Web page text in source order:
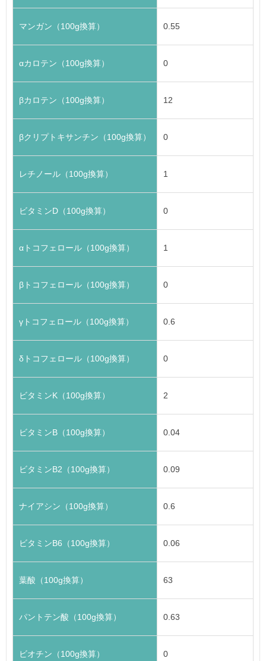
マンガン（100g換算） 0.55
αカロテン（100g換算） 0
βカロテン（100g換算） 12
βクリプトキサンチン（100g換算） 0
レチノール（100g換算） 1
ビタミンD（100g換算） 0
αトコフェロール（100g換算） 1
βトコフェロール（100g換算） 0
γトコフェロール（100g換算） 0.6
δトコフェロール（100g換算） 0
ビタミンK（100g換算） 2
ビタミンB（100g換算） 0.04
ビタミンB2（100g換算） 0.09
ナイアシン（100g換算） 0.6
ビタミンB6（100g換算） 0.06
葉酸（100g換算） 63
パントテン酸（100g換算） 0.63
ビオチン（100g換算） 0